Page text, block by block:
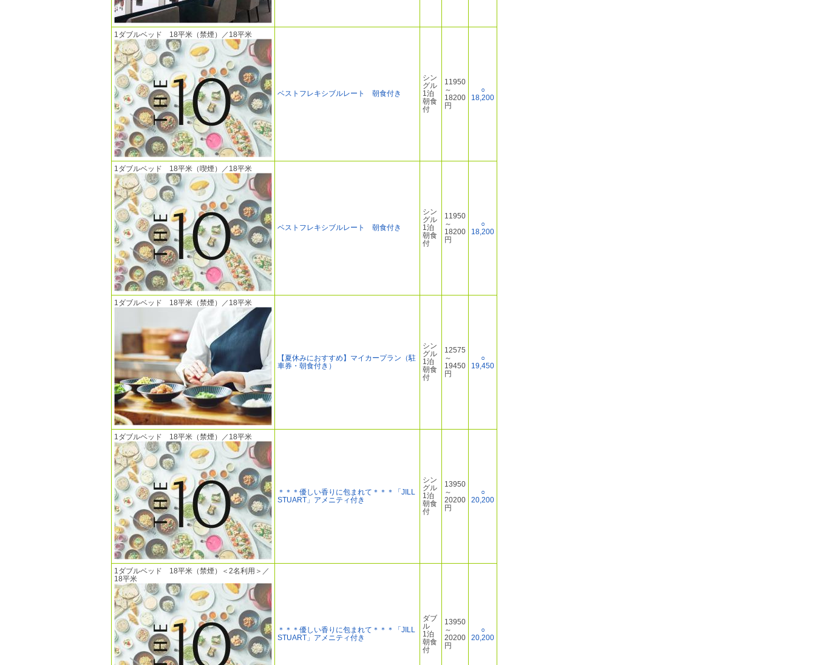
1ダブルベッド 18平米（禁煙）／18平米
ベストフレキシブルレート 朝食付き
シン
グル
1泊
朝食
付
11950
～
18200
円
○
18,200
1ダブルベッド 18平米（喫煙）／18平米
ベストフレキシブルレート 朝食付き
シン
グル
1泊
朝食
付
11950
～
18200
円
○
18,200
1ダブルベッド 18平米（禁煙）／18平米
【夏休みにおすすめ】マイカープラン（駐
車券・朝食付き）
シン
グル
1泊
朝食
付
12575
～
19450
円
○
19,450
1ダブルベッド 18平米（禁煙）／18平米
＊＊＊優しい香りに包まれて＊＊＊「JILL
STUART」アメニティ付き
シン
グル
1泊
朝食
付
13950
～
20200
円
○
20,200
1ダブルベッド 18平米（禁煙）＜2名利用＞／
18平米
＊＊＊優しい香りに包まれて＊＊＊「JILL
STUART」アメニティ付き
ダブ
ル
1泊
朝食
付
13950
～
20200
円
○
20,200